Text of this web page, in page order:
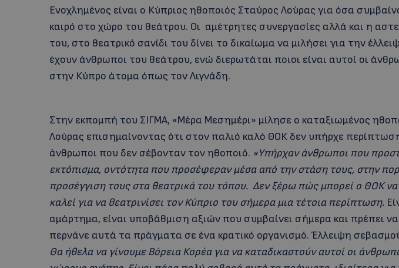
Ενοχλημένος είναι ο Κύπριος ηθοποιός Σταύρος Λούρας για όσα
καιρό στο χώρο του θεάτρου. Οι αμέτρητες συνεργασίες αλλά και η
του, στο θεατρικό σανίδι του δίνει το δικαίωμα να μιλήσει για την
έχουν άνθρωποι του θεάτρου, ενώ διερωτάται ποιοι είναι αυτοί οι
στην Κύπρο άτομα όπως τον Λιγνάδη.
Στην εκπομπή του ΣΙΓΜΑ, «Μέρα Μεσημέρι» μίλησε ο καταξιωμένος
Λούρας επισημαίνοντας ότι στον παλιό καλό ΘΟΚ δεν υπήρχε
άνθρωποι που δεν σέβονταν τον ηθοποιό. «Υπήρχαν άνθρωποι που
εκτόπισμα, οντότητα που προσέφεραν μέσα από την στάση τους, στην
προσέγγιση τους στα θεατρικά του τόπου. Δεν ξέρω πώς μπορεί ο ΘΟΚ να
καλεί για να θεατρινίσει τον Κύπριο του σήμερα μια τέτοια περίπτωση.
αμάρτημα, είναι υποβάθμιση αξιών που συμβαίνει σήμερα και πρέπει
περνάνε αυτά τα πράγματα σε ένα κρατικό οργανισμό. Έλλειψη
Θα ήθελα να γίνουμε Βόρεια Κορέα για να καταδικαστούν αυτοί οι